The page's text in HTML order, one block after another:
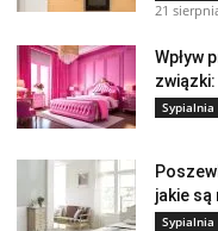
21
Wpływ
Sypialnia
jakie są
Sypialnia